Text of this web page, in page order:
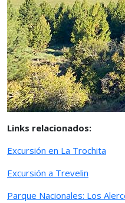
Links relacionados:
Excursión en La Trochita
Excursión a Trevelin
Parque Nacionales: Los